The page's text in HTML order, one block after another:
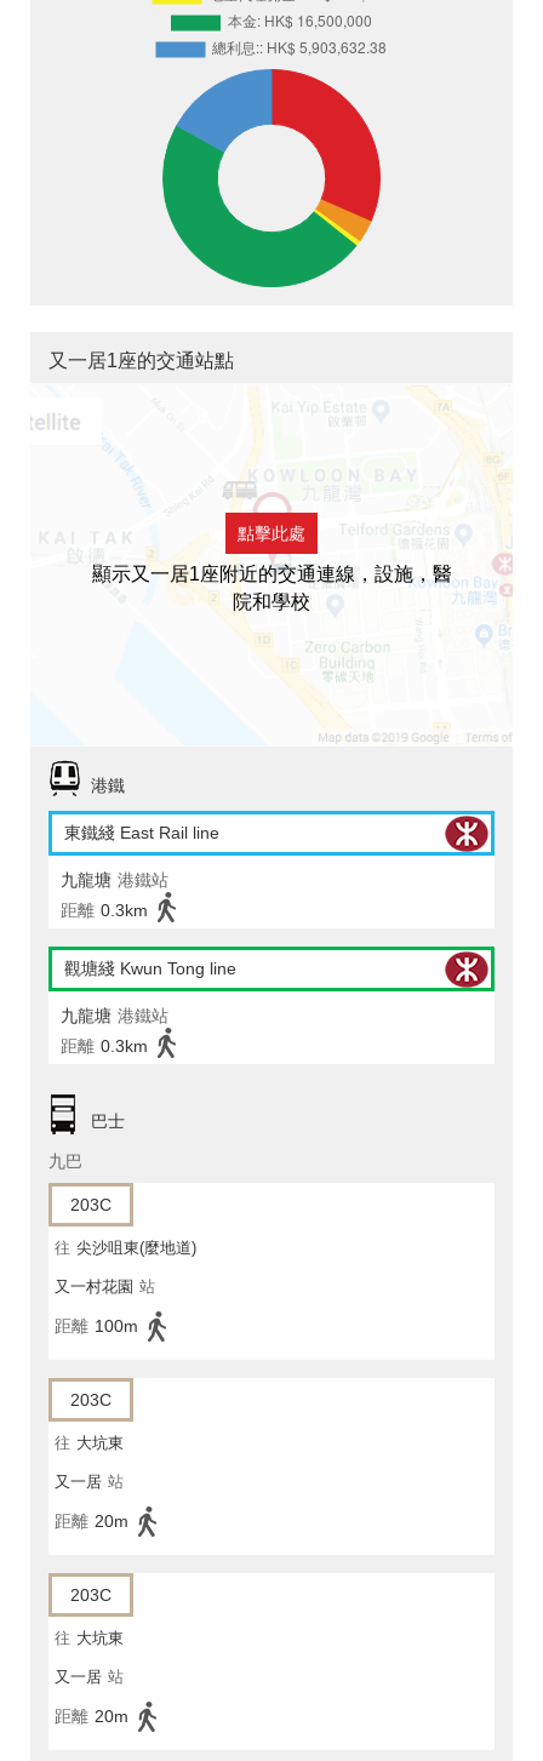
又一居1座的交通站點
點擊此處
顯示又一居1座附近的交通連線，設施，醫
院和學校
港鐵
東鐵綫 East Rail line
九龍塘 港鐵站
距離 0.3km
觀塘綫 Kwun Tong line
九龍塘 港鐵站
距離 0.3km
巴士
九巴
203C
往 尖沙咀東(麼地道)
又一村花園 站
距離 100m
203C
往 大坑東
又一居 站
距離 20m
203C
往 大坑東
又一居 站
距離 20m